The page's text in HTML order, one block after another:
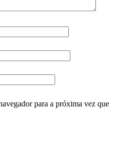
para a próxima vez que